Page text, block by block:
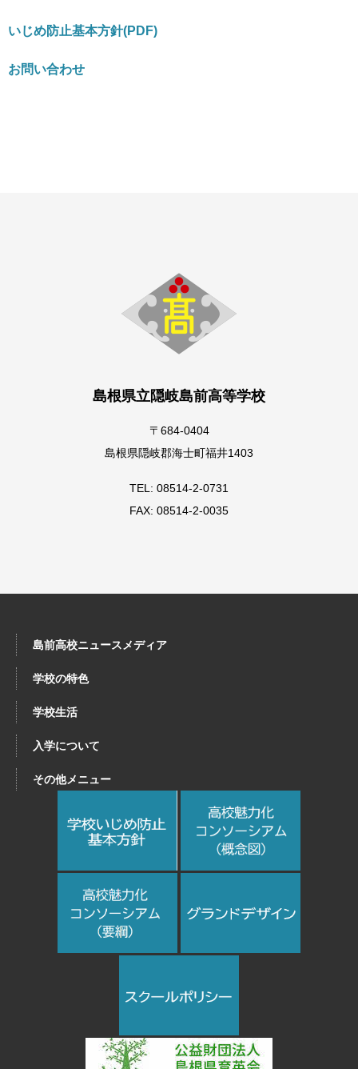
いじめ防止基本方針(PDF)
お問い合わせ
島根県立隠岐島前高等学校
〒684-0404
島根県隠岐郡海士町福井1403
TEL: 08514-2-0731
FAX: 08514-2-0035
島前高校ニュースメディア
学校の特色
学校生活
入学について
その他メニュー